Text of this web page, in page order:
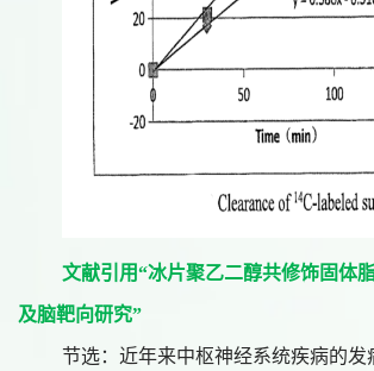
文献引用“冰片聚乙二醇共修饰固体
及脑靶向研究”
节选：近年来中枢神经系统疾病的发